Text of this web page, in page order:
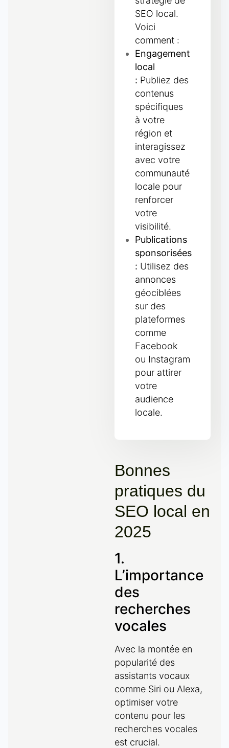
SEO local.
Voici
comment :
Engagement
local
: Publiez des
contenus
spécifiques
à votre
région et
interagissez
avec votre
communauté
locale pour
renforcer
votre
visibilité.
Publications
sponsorisées
: Utilisez des
annonces
géociblées
sur des
plateformes
comme
Facebook
ou Instagram
pour attirer
votre
audience
locale.
Bonnes
pratiques du
SEO local en
2025
1.
L’importance
des
recherches
vocales
Avec la montée en
popularité des
assistants vocaux
comme Siri ou Alexa,
optimiser votre
contenu pour les
recherches vocales
est crucial.